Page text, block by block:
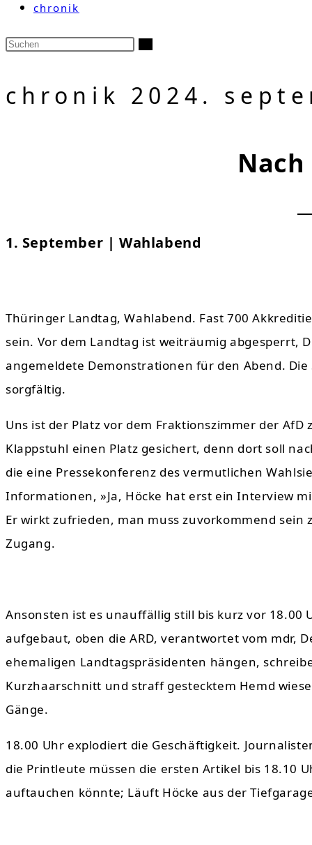
chronik
chronik 2024.
1. September | Wahlabend
Thüringer Landtag, Wahlabend. Fast 700
sein. Vor dem Landtag ist weiträumig abgesperrt,
angemeldete Demonstrationen für den Abend.
sorgfältig.
Uns ist der Platz vor dem Fraktionszimmer der
Klappstuhl einen Platz gesichert, denn dort soll
die eine Pressekonferenz des vermutlichen
Informationen, »Ja, Höcke hat erst ein Interview
Er wirkt zufrieden, man muss zuvorkommend
Zugang.
Ansonsten ist es unauffällig still bis kurz vor 18.00
aufgebaut, oben die ARD, verantwortet vom mdr,
ehemaligen Landtagspräsidenten hängen,
Kurzhaarschnitt und straff gestecktem Hemd
Gänge.
18.00 Uhr explodiert die Geschäftigkeit.
die Printleute müssen die ersten Artikel bis 18.10
auftauchen könnte; Läuft Höcke aus der